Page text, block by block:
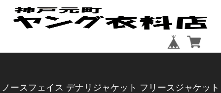
ノースフェイス デナリジャケット フリースジャケット